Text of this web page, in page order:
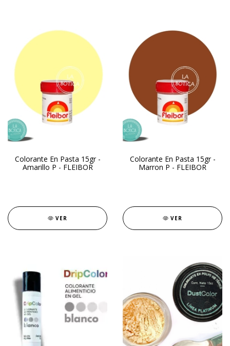
Colorante En Pasta 15gr -
Amarillo P - FLEIBOR
VER
Colorante En Pasta 15gr -
Marron P - FLEIBOR
VER